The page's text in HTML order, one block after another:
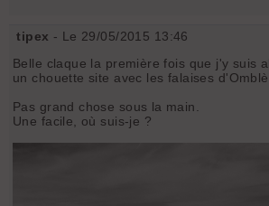
tipex - Le 29/05/2015 13:46
Belle claque la première fois que j'y suis
un chouette site avec les falaises
Pas grand chose sous la main.
Une facile, où suis-je ?